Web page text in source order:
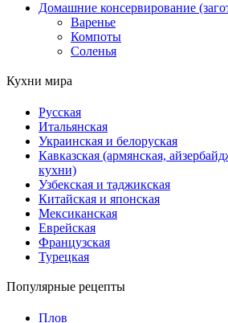
Домашние консервирование
Варенье
Компоты
Соленья
Кухни мира
Русская
Итальянская
Украинская и белоруская
Кавказская (армянская,
кухни)
Узбекская и таджикская
Китайская и японская
Мексиканская
Еврейская
Французская
Турецкая
Популярные рецепты
Плов